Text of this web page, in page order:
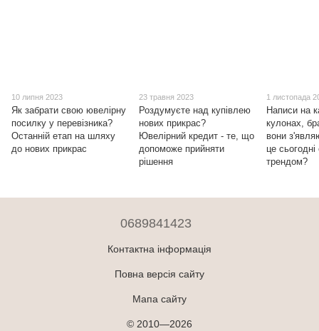
10 липня 2023
Як забрати свою ювелірну
посилку у перевізника?
Останній етап на шляху
до нових прикрас
23 травня 2023
Роздумуєте над купівлею
нових прикрас?
Ювелірний кредит - те, що
допоможе прийняти
рішення
1 листопада
Написи на
кулонах,
вони
це
трендом?
0689841423
Контактна інформація
Повна версія сайту
Мапа сайту
© 2010—2026